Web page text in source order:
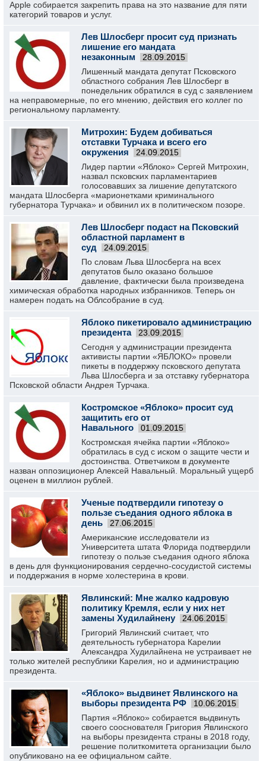
Apple собирается закрепить права на это название для пяти
категорий товаров и услуг.
Лев Шлосберг просит суд признать
лишение его мандата
незаконным
28.09.2015
Лишенный мандата депутат Псковского
областного собрания Лев Шлосберг в
понедельник обратился в суд с заявлением
на неправомерные, по его мнению, действия его коллег по
региональному парламенту.
Митрохин: Будем добиваться
отставки Турчака и всего его
окружения
24.09.2015
Лидер партии «Яблоко» Сергей Митрохин,
назвал псковских парламентариев
голосовавших за лишение депутатского
мандата Шлосберга «марионетками криминального
губернатора Турчака» и обвинил их в политическом позоре.
Лев Шлосберг подаст на Псковский
областной парламент в
суд
24.09.2015
По словам Льва Шлосберга на всех
депутатов было оказано большое
давление, фактически была произведена
химическая обработка народных избранников. Теперь он
намерен подать на Облсобрание в суд.
Яблоко пикетировало администрацию
президента
23.09.2015
Сегодня у администрации президента
активисты партии «ЯБЛОКО» провели
пикеты в поддержку псковского депутата
Льва Шлосберга и за отставку губернатора
Псковской области Андрея Турчака.
Костромское «Яблоко» просит суд
защитить его от
Навального
01.09.2015
Костромская ячейка партии «Яблоко»
обратилась в суд с иском о защите чести и
достоинства. Ответчиком в документе
назван оппозиционер Алексей Навальный. Моральный ущерб
оценен в миллион рублей.
Ученые подтвердили гипотезу о
пользе съедания одного яблока в
день
27.06.2015
Американские исследователи из
Университета штата Флорида подтвердили
гипотезу о пользе съедания одного яблока
в день для функционирования сердечно-сосудистой системы
и поддержания в норме холестерина в крови.
Явлинский: Мне жалко кадровую
политику Кремля, если у них нет
замены Худилайнену
24.06.2015
Григорий Явлинский считает, что
деятельность губернатора Карелии
Александра Худилайнена не устраивает не
только жителей республики Карелия, но и администрацию
президента.
«Яблоко» выдвинет Явлинского на
выборы президента РФ
10.06.2015
Партия «Яблоко» собирается выдвинуть
своего сооснователя Григория Явлинского
на выборы президента страны в 2018 году,
решение политкомитета организации было
опубликовано на ее официальном сайте.